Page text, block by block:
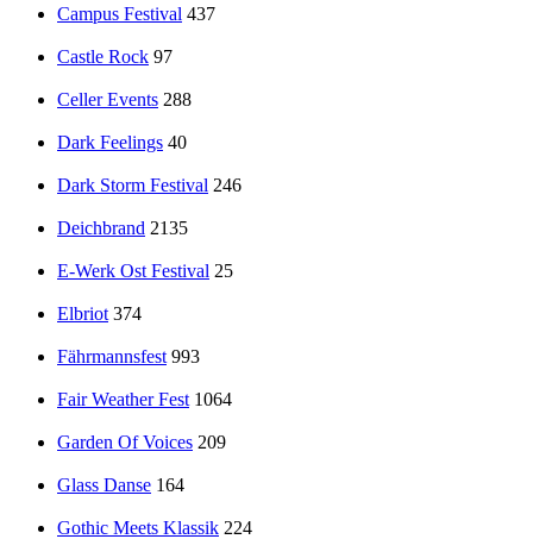
Campus Festival 437
Castle Rock 97
Celler Events 288
Dark Feelings 40
Dark Storm Festival 246
Deichbrand 2135
E-Werk Ost Festival 25
Elbriot 374
Fährmannsfest 993
Fair Weather Fest 1064
Garden Of Voices 209
Glass Danse 164
Gothic Meets Klassik 224